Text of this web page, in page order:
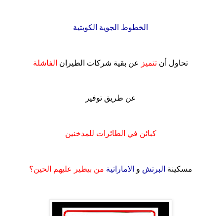
الخطوط الجوية الكويتية
تحاول أن تتميز عن بقية شركات الطيران الفاشلة
عن طريق توفير
كبائن في الطائرات للمدخنين
مسكينة البرتش و الاماراتية من بيطير عليهم الحين؟